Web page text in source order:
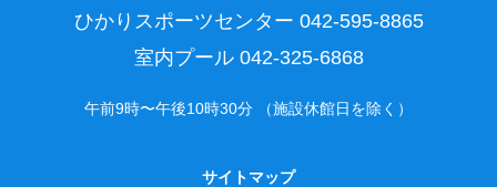
ひかりスポーツセンター 042-595-8865
室内プール 042-325-6868
午前9時〜午後10時30分 （施設休館日を除く）
サイトマップ